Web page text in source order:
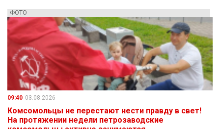
ФОТО
09:40 03.08.2026
Комсомольцы не перестают нести правду в свет!
На протяжении недели петрозаводские